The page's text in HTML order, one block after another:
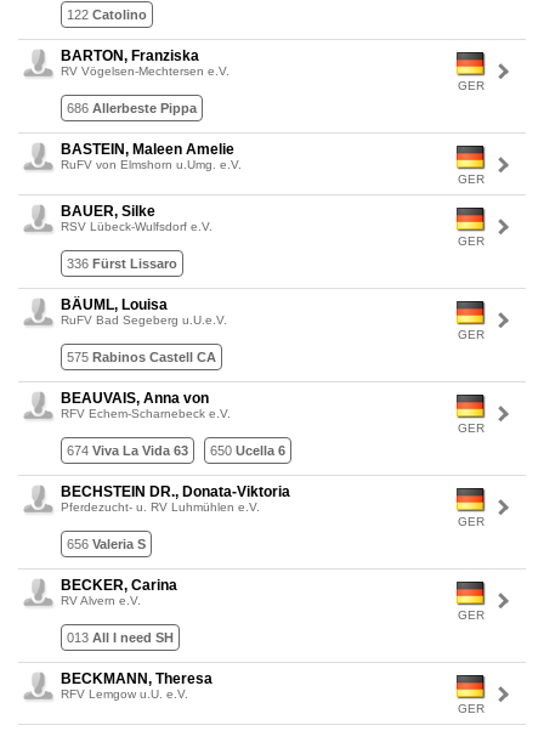
122 Catolino
GER
BARTON, Franziska
RV Vögelsen-Mechtersen e.V.
686 Allerbeste Pippa
GER
BASTEIN, Maleen Amelie
RuFV von Elmshorn u.Umg. e.V.
GER
BAUER, Silke
RSV Lübeck-Wulfsdorf e.V.
336 Fürst Lissaro
GER
BÄUML, Louisa
RuFV Bad Segeberg u.U.e.V.
575 Rabinos Castell CA
GER
BEAUVAIS, Anna von
RFV Echem-Scharnebeck e.V.
674 Viva La Vida 63 650 Ucella 6
GER
BECHSTEIN DR., Donata-Viktoria
Pferdezucht- u. RV Luhmühlen e.V.
656 Valeria S
GER
BECKER, Carina
RV Alvern e.V.
013 All I need SH
GER
BECKMANN, Theresa
RFV Lemgow u.U. e.V.